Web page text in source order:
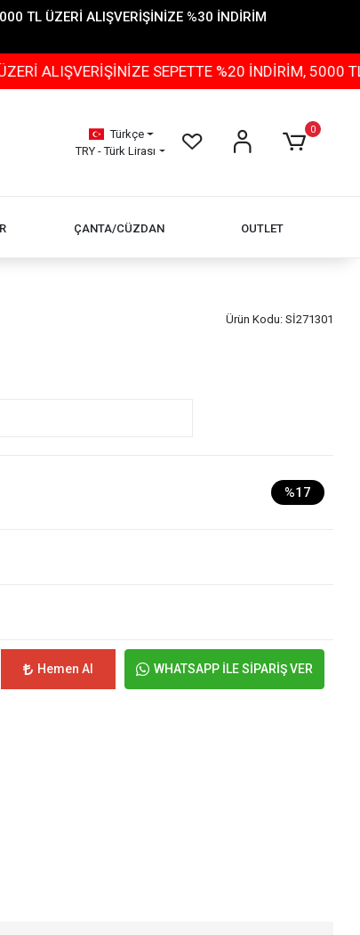
TL ÜZERİ ALIŞVERİŞİNİZE %30 İNDİRİM
SEPETTE %20 İNDİRİM, 5000 TL ÜZERİ
Türkçe
TRY - Türk Lirası
0
ÇANTA/CÜZDAN OUTLET
Ürün Kodu: Sİ271301
%17
Hemen Al WHATSAPP İLE SİPARİŞ VER